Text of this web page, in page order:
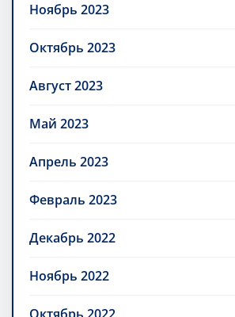
Ноябрь 2023
Октябрь 2023
Август 2023
Май 2023
Апрель 2023
Февраль 2023
Декабрь 2022
Ноябрь 2022